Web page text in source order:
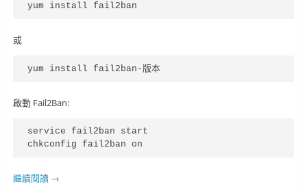
yum install fail2ban
或
yum install fail2ban-版本
啟動 Fail2Ban:
service fail2ban start
chkconfig fail2ban on
繼續閱讀 →